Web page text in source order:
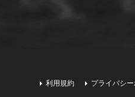
利用規約 プライバシ